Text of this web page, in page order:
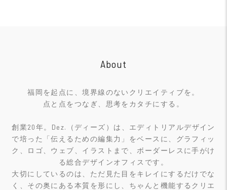
About
福岡を起点に、境界線のないクリエイティブを。
点と点をつなぎ、思考をカタチにする。
創業20年。Dez.（ディーズ）は、エディトリアルデザイン
で培った「伝えるための編集力」をベースに、グラフィッ
ク、ロゴ、ウェブ、イラストまで、ボーダーレスに手がけ
る総合デザインオフィスです。
大切にしているのは、ただ見た目をキレイにするだけでな
く、その奥にある本質を形にし、ちゃんと機能するクリエ